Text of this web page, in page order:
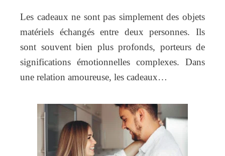
Les cadeaux ne sont pas simplement des objets
matériels échangés entre deux personnes. Ils
sont souvent bien plus profonds, porteurs de
significations émotionnelles complexes. Dans
une relation amoureuse, les cadeaux…